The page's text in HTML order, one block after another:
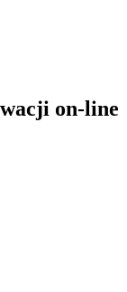
on-line